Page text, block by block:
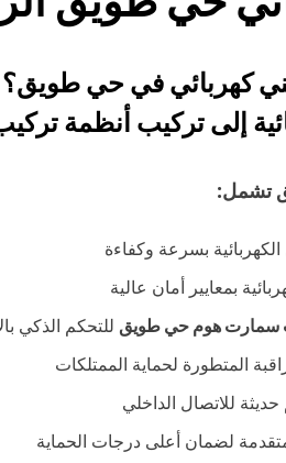
كهربائي في حي طويق؟
إلىتركيب أنظمة
تشمل:
بسرعة وكفاءة
بمعايير أمان عالية
سمارت هوم حي طويق للتحكم الذكي
المتطورة لحماية الممتلكات
للاتصال الداخلي
لضمان أعلى درجات الحماية